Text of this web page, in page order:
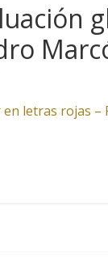
letras rojas –